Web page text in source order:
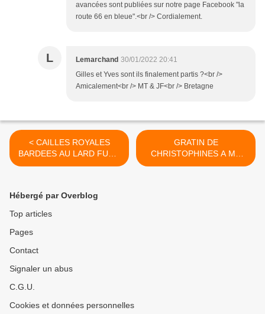
avancées sont publiées sur notre page Facebook "la
route 66 en bleue".<br /> Cordialement.
L Lemarchand 30/01/2022 20:41
Gilles et Yves sont ils finalement partis ?<br />
Amicalement<br /> MT & JF<br /> Bretagne
< CAILLES ROYALES
BARDEES AU LARD FUME
ROTIES AU FOUR
GRATIN DE
CHRISTOPHINES A MA
FACON >
Hébergé par Overblog
Top articles
Pages
Contact
Signaler un abus
C.G.U.
Cookies et données personnelles